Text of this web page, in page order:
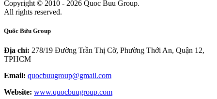
Copyright © 2010 - 2026 Quoc Buu Group.
All rights reserved.
Quốc Bửu Group
Địa chỉ: 278/19 Đường Trần Thị Cờ, Phường Thới An, Quận 12,
TPHCM
Email: quocbuugroup@gmail.com
Website: www.quocbuugroup.com